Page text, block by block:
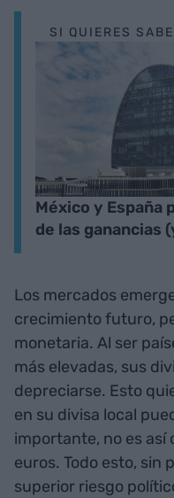
SI QUIERES
México y España
de las ganancias
Los mercados
crecimiento futuro,
monetaria. Al ser
más elevadas, sus
depreciarse. Esto
en su divisa local
importante, no es así
euros. Todo esto, sin
superior riesgo